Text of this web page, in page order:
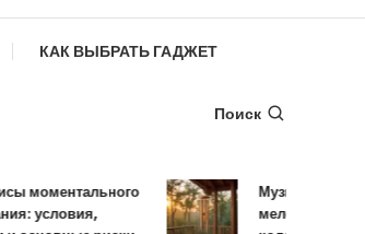
КАК ВЫБРАТЬ ГАДЖЕТ
Поиск
Музыка ветра:
мелодичных